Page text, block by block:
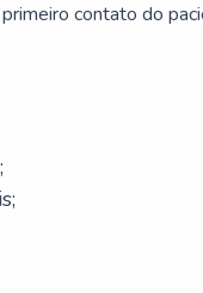
contato do